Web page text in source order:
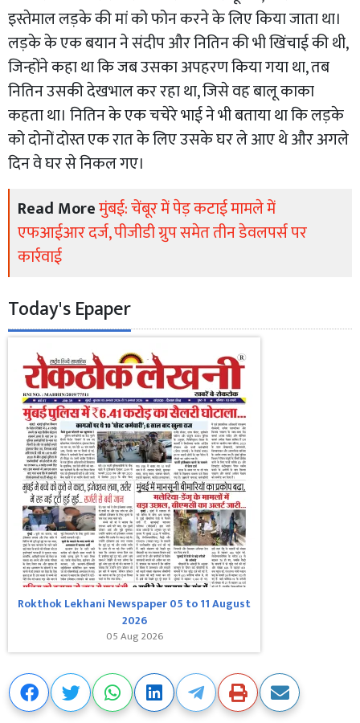
इस्तेमाल लड़के की मां को फोन करने के लिए किया जाता था।
लड़के के एक बयान ने संदीप और नितिन की भी खिंचाई की थी,
जिन्होंने कहा था कि जब उसका अपहरण किया गया था, तब
नितिन उसकी देखभाल कर रहा था, जिसे वह बालू काका
कहता था। नितिन के एक चचेरे भाई ने भी बताया था कि लड़के
को दोनों दोस्त एक रात के लिए उसके घर ले आए थे और अगले
दिन वे घर से निकल गए।
Read Moreमुंबई: चेंबूर में पेड़ कटाई मामले में
एफआईआर दर्ज, पीजीडी ग्रुप समेत तीन डेवलपर्स पर
कार्रवाई
Today's Epaper
Rokthok Lekhani Newspaper 05 to 11 August
2026
05 Aug 2026